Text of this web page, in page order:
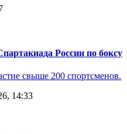
России по боксу
свыше 200 спортсменов.
14:33